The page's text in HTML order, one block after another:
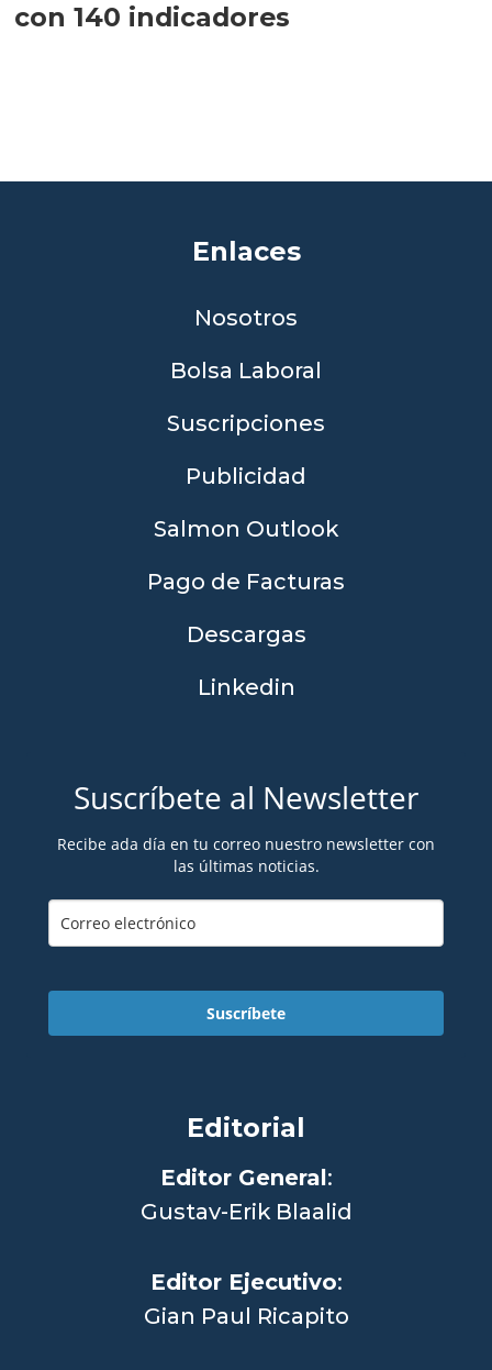
con 140 indicadores
Enlaces
Nosotros
Bolsa Laboral
Suscripciones
Publicidad
Salmon Outlook
Pago de Facturas
Descargas
Linkedin
Suscríbete al Newsletter
Recibe ada día en tu correo nuestro newsletter con
las últimas noticias.
Suscríbete
Editorial
Editor General:
Gustav-Erik Blaalid
Editor Ejecutivo:
Gian Paul Ricapito